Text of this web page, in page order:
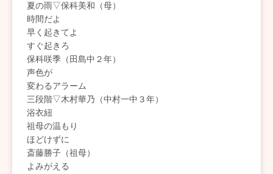
夏の雨▽保科美和（母）
時間だよ
早く起きてよ
すぐ起きろ
保科咲季（田島中２年）
声色が
変わるアラーム
三段階▽木村華乃（中村一中３年）
浴衣紐
祖母の温もり
ほどけずに
斎藤勝子（祖母）
よみがえる